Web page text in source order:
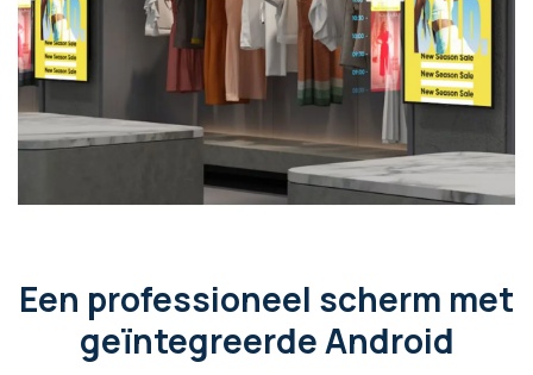
Een professioneel scherm met
geïntegreerde Android